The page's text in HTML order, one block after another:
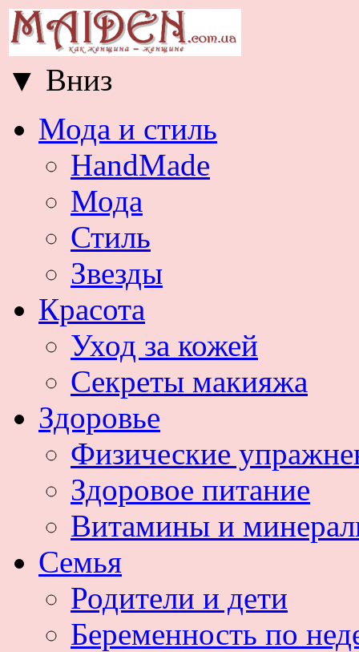
▼ Вниз
Мода и стиль
HandMade
Мода
Стиль
Звезды
Красота
Уход за кожей
Секреты макияжа
Здоровье
Физические
Здоровое питание
Витамины и
Семья
Родители и дети
Беременность по